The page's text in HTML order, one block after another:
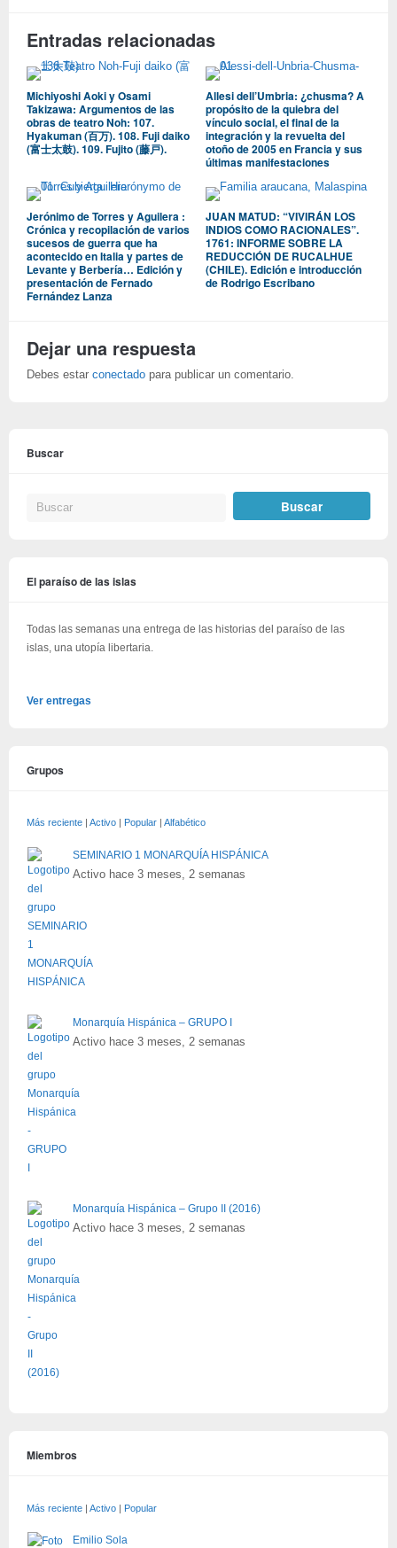
Entradas relacionadas
Michiyoshi Aoki y Osami
Takizawa: Argumentos de las
obras de teatro Noh: 107.
Hyakuman (百万). 108. Fuji daiko
(富士太鼓). 109. Fujito (藤戸).
Allesi dell’Umbria: ¿chusma? A
propósito de la quiebra del
vínculo social, el final de la
integración y la revuelta del
otoño de 2005 en Francia y sus
últimas manifestaciones
Jerónimo de Torres y Aguilera :
Crónica y recopilación de varios
sucesos de guerra que ha
acontecido en Italia y partes de
Levante y Berbería… Edición y
presentación de Fernado
Fernández Lanza
JUAN MATUD: “VIVIRÁN LOS
INDIOS COMO RACIONALES”.
1761: INFORME SOBRE LA
REDUCCIÓN DE RUCALHUE
(CHILE). Edición e introducción
de Rodrigo Escribano
Dejar una respuesta
Debes estar conectado para publicar un comentario.
Buscar
El paraíso de las islas
Todas las semanas una entrega de las historias del paraíso de las
islas, una utopía libertaria.
Ver entregas
Grupos
Más reciente Activo Popular Alfabético
SEMINARIO 1 MONARQUÍA HISPÁNICA
Activo hace 3 meses, 2 semanas
Monarquía Hispánica – GRUPO I
Activo hace 3 meses, 2 semanas
Monarquía Hispánica – Grupo II (2016)
Activo hace 3 meses, 2 semanas
Miembros
Más reciente | Activo | Popular
Emilio Sola